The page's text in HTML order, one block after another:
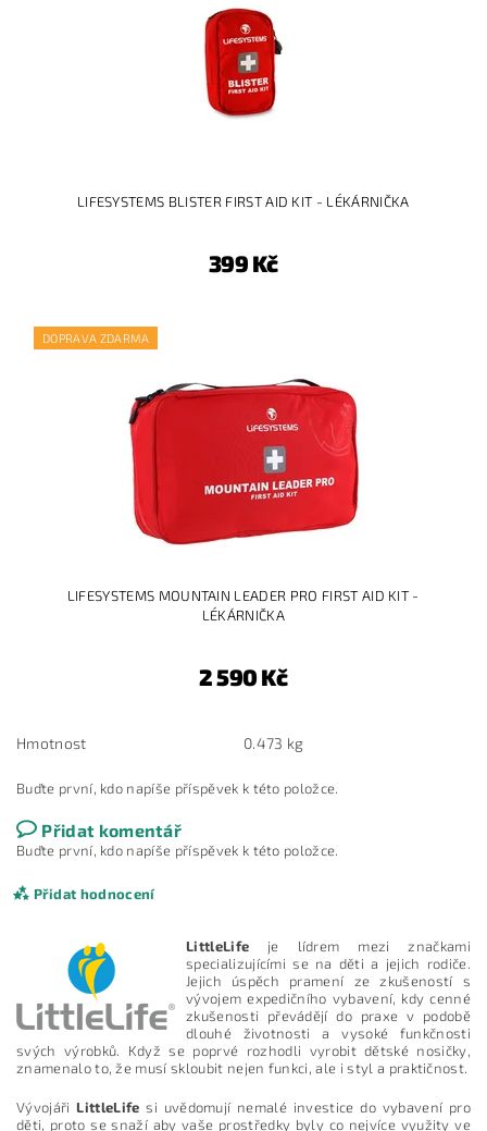
LIFESYSTEMS BLISTER FIRST AID KIT - LÉKÁRNIČKA
399 Kč
DOPRAVA ZDARMA
LIFESYSTEMS MOUNTAIN LEADER PRO FIRST AID KIT -
LÉKÁRNIČKA
2 590 Kč
Hmotnost 0.473 kg
Buďte první, kdo napíše příspěvek k této položce.
Přidat komentář
Buďte první, kdo napíše příspěvek k této položce.
Přidat hodnocení
LittleLife je lídrem mezi značkami
specializujícími se na děti a jejich rodiče.
Jejich úspěch pramení ze zkušeností s
vývojem expedičního vybavení, kdy cenné
zkušenosti převádějí do praxe v podobě
dlouhé životnosti a vysoké funkčnosti
svých výrobků. Když se poprvé rozhodli vyrobit dětské nosičky,
znamenalo to, že musí skloubit nejen funkci, ale i styl a praktičnost.
VývojářiLittleLifesi uvědomují nemalé investice do vybavení pro
děti, proto se snaží aby vaše prostředky byly co nejvíce využity ve